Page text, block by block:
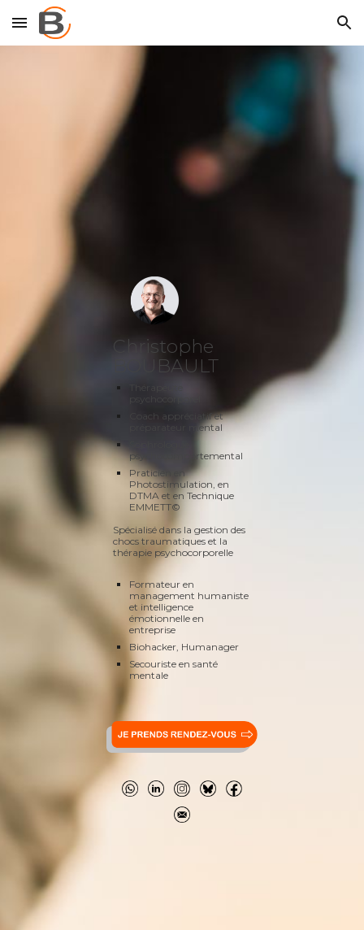
Skip to main content Skip to navigation
Christophe
BOUBAULT
Coach appréciatif et
préparateur mental
psychocomportemental
Praticien en
Photostimulation, en
DTMA et en Technique
EMMETT©
Spécialisé dans la gestion des
chocs traumatiques et la
thérapie psychocorporelle
Formateur en
management humaniste
et intelligence
émotionnelle en
entreprise
Biohacker, Humanager
Secouriste en santé
mentale